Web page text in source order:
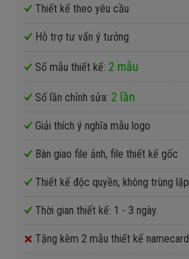
Thiết kế theo yêu cầu
Hỗ trợ tư vấn ý tưởng
Số mẫu thiết kế: 2 mẫu
Số lần chỉnh sửa: 2 lần
Giải thích ý nghĩa mẫu logo
Bàn giao file ảnh, file thiết kế gốc
Thiết kế độc quyền, không trùng lặp
Thời gian thiết kế: 1 - 3 ngày.
Tặng kèm 2 mẫu thiết kế namecard